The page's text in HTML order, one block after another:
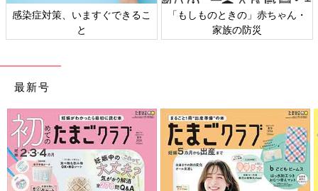
感染症対策、いますぐできるこ
と
「もしものときの」赤ちゃん・
家族の防災
最新号